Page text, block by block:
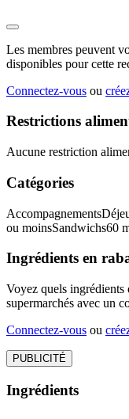
Les membres peuvent
disponibles pour cette
Connectez-vous ou
Restrictions
Aucune restriction
Catégories
Accompagnements
ou moinsSandwichs60
Ingrédients en
Voyez quels ingrédients
supermarchés avec un
Connectez-vous ou
PUBLICITÉ
Ingrédients